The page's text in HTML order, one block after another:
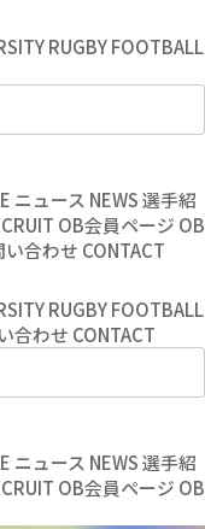
RUGBY FOOTBALL
ニュース NEWS選手紹
OB会員ページ OB
い合わせ CONTACT
RUGBY FOOTBALL
合わせ CONTACT
ニュース NEWS選手紹
OB会員ページ OB